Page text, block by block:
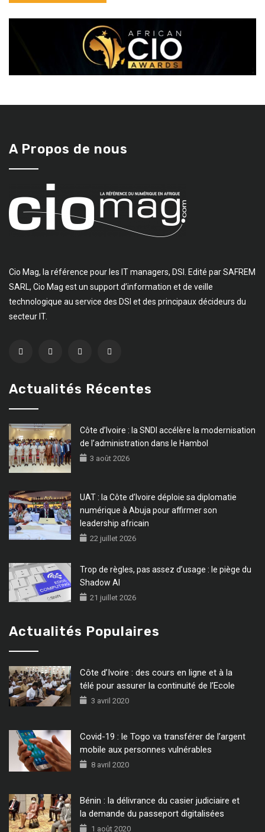
A Propos de nous
Cio Mag, la référence pour les IT managers, DSI. Edité par SAFREM
SARL, Cio Mag est un support d’information et de veille
technologique au service des DSI et des principaux décideurs du
secteur IT.
Actualités Récentes
Côte d’Ivoire : la SNDI accélère la modernisation
de l’administration dans le Hambol
3 août 2026
UAT : la Côte d’Ivoire déploie sa diplomatie
numérique à Abuja pour affirmer son
leadership africain
22 juillet 2026
Trop de règles, pas assez d’usage : le piège du
Shadow AI
21 juillet 2026
Actualités Populaires
Côte d’Ivoire : des cours en ligne et à la
télé pour assurer la continuité de l’Ecole
3 avril 2020
Covid-19 : le Togo va transférer de l’argent
mobile aux personnes vulnérables
8 avril 2020
Bénin : la délivrance du casier judiciaire et
la demande du passeport digitalisées
1 août 2020